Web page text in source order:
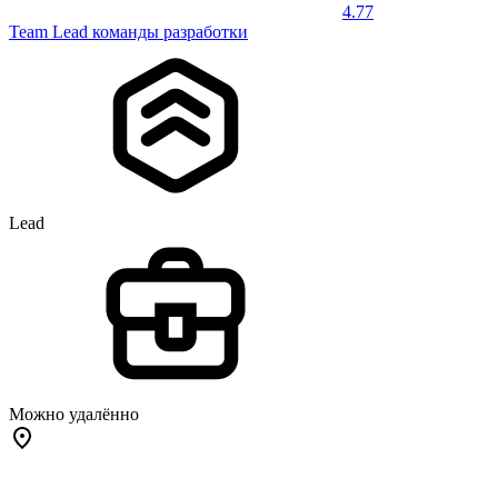
4.77
Team Lead команды разработки
Lead
Можно удалённо